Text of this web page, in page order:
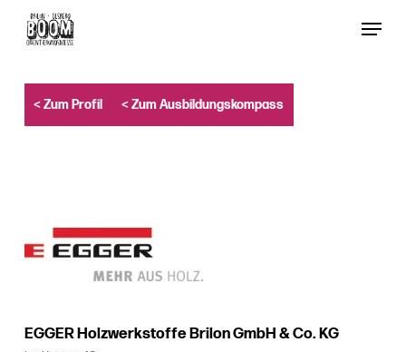
content
Menu
< Zum Profil < Zum Ausbildungskompass
EGGER Holzwerkstoffe Brilon GmbH & Co. KG